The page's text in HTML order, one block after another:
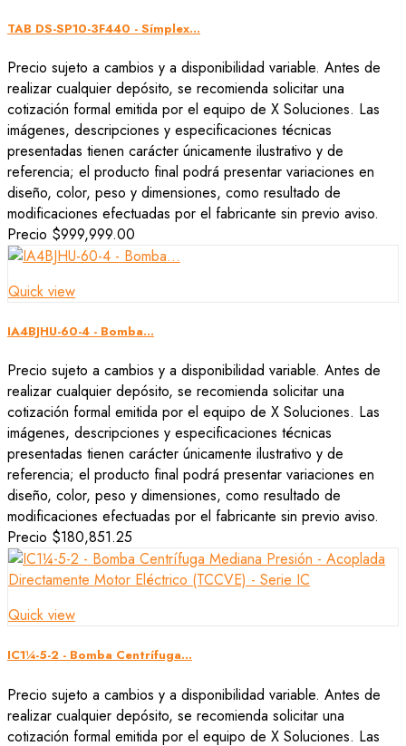
TAB DS-SP10-3F440 - Símplex...
Precio sujeto a cambios y a disponibilidad variable. Antes de
realizar cualquier depósito, se recomienda solicitar una
cotización formal emitida por el equipo de X Soluciones. Las
imágenes, descripciones y especificaciones técnicas
presentadas tienen carácter únicamente ilustrativo y de
referencia; el producto final podrá presentar variaciones en
diseño, color, peso y dimensiones, como resultado de
modificaciones efectuadas por el fabricante sin previo aviso.
Precio $999,999.00
Quick view
IA4BJHU-60-4 - Bomba...
Precio sujeto a cambios y a disponibilidad variable. Antes de
realizar cualquier depósito, se recomienda solicitar una
cotización formal emitida por el equipo de X Soluciones. Las
imágenes, descripciones y especificaciones técnicas
presentadas tienen carácter únicamente ilustrativo y de
referencia; el producto final podrá presentar variaciones en
diseño, color, peso y dimensiones, como resultado de
modificaciones efectuadas por el fabricante sin previo aviso.
Precio $180,851.25
Quick view
IC1¼-5-2 - Bomba Centrífuga...
Precio sujeto a cambios y a disponibilidad variable. Antes de
realizar cualquier depósito, se recomienda solicitar una
cotización formal emitida por el equipo de X Soluciones. Las